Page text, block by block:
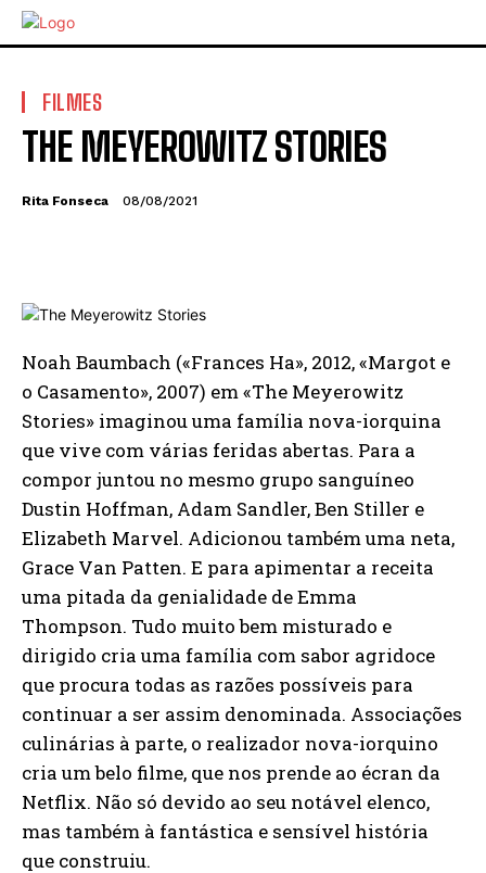
FILMES
THE MEYEROWITZ STORIES
Rita Fonseca 08/08/2021
Noah Baumbach («Frances Ha», 2012, «Margot e
o Casamento», 2007) em «The Meyerowitz
Stories» imaginou uma família nova-iorquina
que vive com várias feridas abertas. Para a
compor juntou no mesmo grupo sanguíneo
Dustin Hoffman, Adam Sandler, Ben Stiller e
Elizabeth Marvel. Adicionou também uma neta,
Grace Van Patten. E para apimentar a receita
uma pitada da genialidade de Emma
Thompson. Tudo muito bem misturado e
dirigido cria uma família com sabor agridoce
que procura todas as razões possíveis para
continuar a ser assim denominada. Associações
culinárias à parte, o realizador nova-iorquino
cria um belo filme, que nos prende ao écran da
Netflix. Não só devido ao seu notável elenco,
mas também à fantástica e sensível história
que construiu.